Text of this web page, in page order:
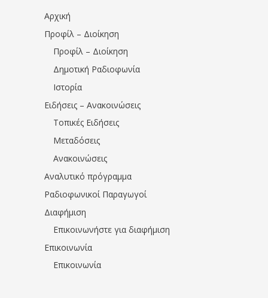
Αρχική
Προφίλ – Διοίκηση
Προφίλ – Διοίκηση
Δημοτική Ραδιοφωνία
Ιστορία
Ειδήσεις – Ανακοινώσεις
Τοπικές Ειδήσεις
Μεταδόσεις
Ανακοινώσεις
Αναλυτικό πρόγραμμα
Ραδιοφωνικοί Παραγωγοί
Διαφήμιση
Επικοινωνήστε για διαφήμιση
Επικοινωνία
Επικοινωνία